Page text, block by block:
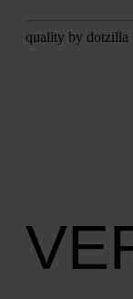
qua­li­ty by dot­zil­la